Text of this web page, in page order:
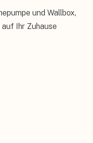
und Wallbox,
Ihr Zuhause